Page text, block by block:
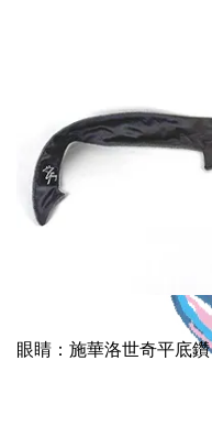
眼睛：施華洛世奇平底鑽